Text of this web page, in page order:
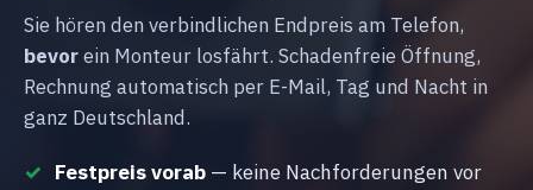
Sie hören den verbindlichen Endpreis am Telefon,
bevorein Monteur losfährt. Schadenfreie Öffnung,
Rechnung automatisch per E-Mail, Tag und Nacht in
ganz Deutschland.
Festpreis vorab — keine Nachforderungen vor